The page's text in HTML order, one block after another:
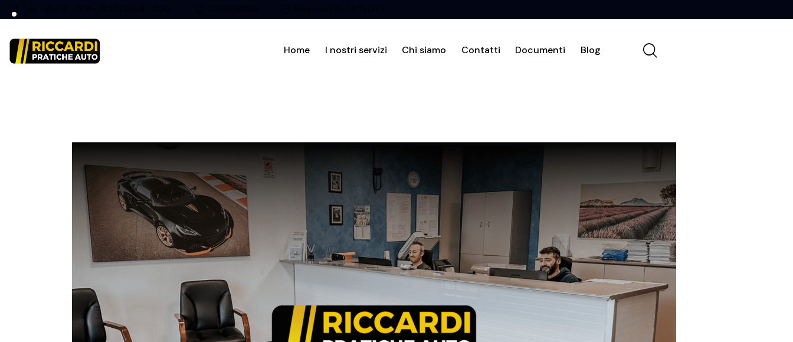
Home I nostri servizi Chi siamo Contatti Documenti Blog